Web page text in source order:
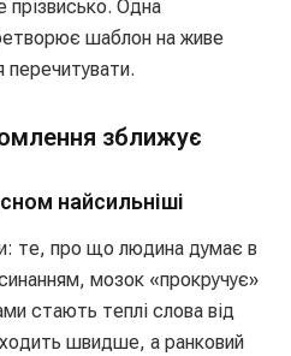
прізвисько. Одна
шаблон на живе
перечитувати.
зближує
найсильніші
те, про що людина думає в
мозок «прокручує»
стають теплі слова від
швидше, а ранковий